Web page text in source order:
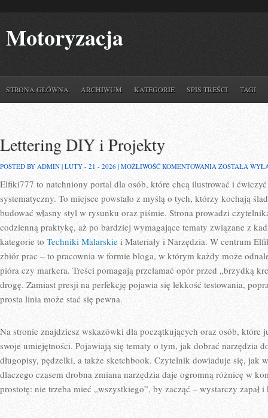
Motoryzacja
STRONA GŁÓWNA ARCHIWUM KATEGORIE SPIS TREŚCI TAGI
Lettering DIY i Projekty
POSTED BY ADMIN | LUTY - 21 - 2026 | MOŻLIWOŚĆ KOMENTOWANIA LETTERING
I
ZOSTAŁA
Elfiki777 to natchniony portal dla osób, które chcą ilustrować i
systematyczny. To miejsce powstało z myślą o tych, którzy kochają
budować własny styl w rysunku oraz piśmie. Strona prowadzi
codzienną praktykę, aż po bardziej wymagające tematy związane z
kategorie to Techniki Malarskie i Materiały i Narzędzia. W centrum
zbiór prac – to pracownia w formie bloga, w którym każdy może
pióra czy markera. Treści pomagają przełamać opór przed „brzydką
drogę. Zamiast presji na perfekcję pojawia się lekkość testowania,
prosta linia może stać się pewna.
Na stronie znajdziesz wskazówki dla początkujących oraz osób, które
swoje umiejętności. Pojawiają się tematy o tym, jak dobrać narzędzia
długopisy, pędzelki, a także sketchbook. Czytelnik dowiaduje się, jak
dlaczego czasem drobna zmiana narzędzia daje ogromną różnicę w
prostotę: nie trzeba mieć „wszystkiego”, by zacząć – wystarczy zapał